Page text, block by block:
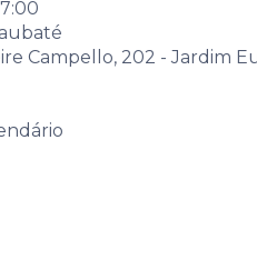
Por áreas Por nível de
de Alimentação,
Campello, 202 - Jardim